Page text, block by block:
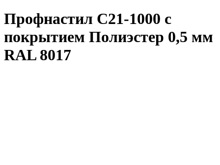
Профнастил С21-1000 с
покрытием Полиэстер 0,5 мм
RAL 8017